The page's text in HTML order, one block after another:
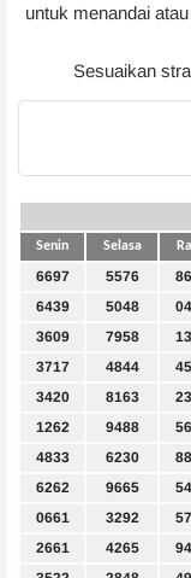
untuk menandai
Sesuaikan
Senin Selasa
6697 5576
6439
5048
3609
7958
3717
4844
3420
8163
1262
9488
4833
6230
6262
9665
0661
3292
2661
4265